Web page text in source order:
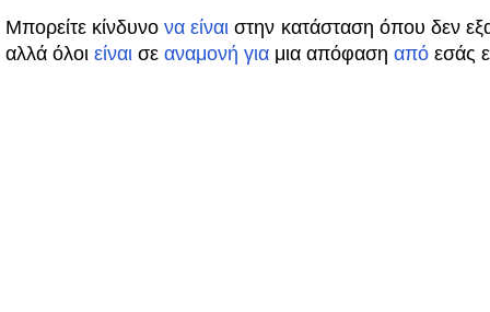
Μπορείτε κίνδυνονα είναι στην κατάσταση όπου δεν
αλλά όλοι είναι σε αναμονή για μια απόφαση από εσάς